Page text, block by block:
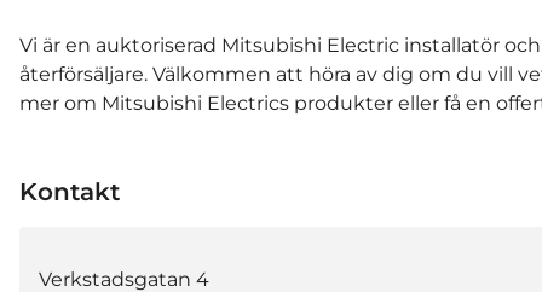
Vi är en auktoriserad Mitsubishi Electric installatör och
återförsäljare. Välkommen att höra av dig om du vill
mer om Mitsubishi Electrics produkter eller få en
Kontakt
Verkstadsgatan 4